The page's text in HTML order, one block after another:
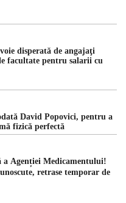
disperată de angajaţi
facultate pentru salarii cu
David Popovici, pentru a
fizică perfectă
a Agenției Medicamentului!
retrase temporar de